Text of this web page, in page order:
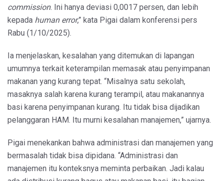
commission. Ini hanya deviasi 0,0017 persen, dan lebih
kepada human error,” kata Pigai dalam konferensi pers
Rabu (1/10/2025).
Ia menjelaskan, kesalahan yang ditemukan di lapangan
umumnya terkait keterampilan memasak atau penyimpanan
makanan yang kurang tepat. “Misalnya satu sekolah,
masaknya salah karena kurang terampil, atau makanannya
basi karena penyimpanan kurang. Itu tidak bisa dijadikan
pelanggaran HAM. Itu murni kesalahan manajemen,” ujarnya.
Pigai menekankan bahwa administrasi dan manajemen yang
bermasalah tidak bisa dipidana. “Administrasi dan
manajemen itu konteksnya meminta perbaikan. Jadi kalau